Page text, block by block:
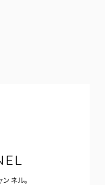
ネル。